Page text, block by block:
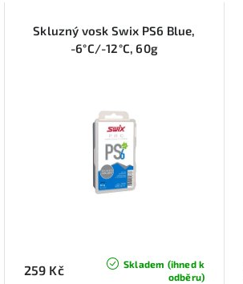
Skluzný vosk Swix PS6 Blue,
-6°C/-12°C, 60g
Skladem (ihned k
odběru)
259 Kč